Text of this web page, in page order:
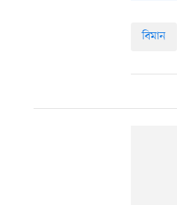
বিমান